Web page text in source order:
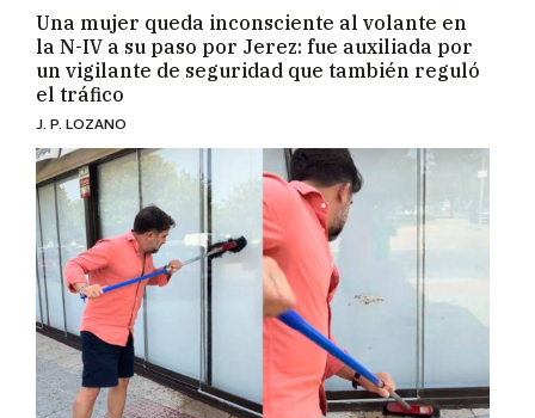
Una mujer queda inconsciente al volante en
la N-IV a su paso por Jerez: fue auxiliada por
un vigilante de seguridad que también reguló
el tráfico
J. P. LOZANO